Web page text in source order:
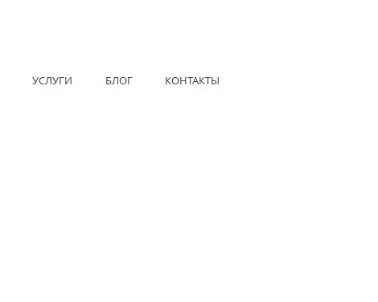
УСЛУГИ БЛОГ КОНТАКТЫ